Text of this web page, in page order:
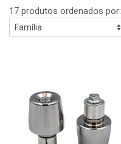
17 produtos ordenados por: